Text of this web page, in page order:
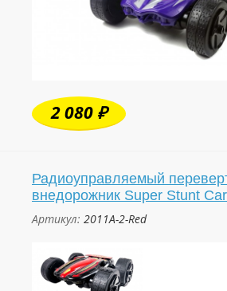
2 080 ₽
Радиоуправляемый
внедорожник Super Stunt Car
Артикул: 2011A-2-Red